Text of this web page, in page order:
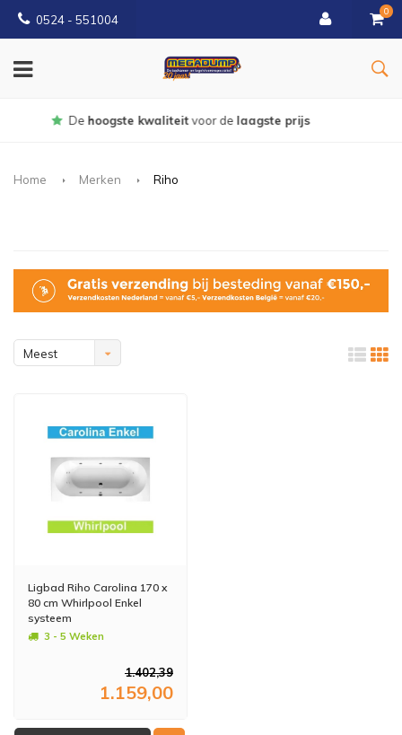
0524 - 551004
0
Gratisbezorgd vanaf €150
Home Merken Riho
Meest
Ligbad Riho Carolina 170 x
80 cm Whirlpool Enkel
systeem
3 - 5 Weken
1.402,39
1.159,00